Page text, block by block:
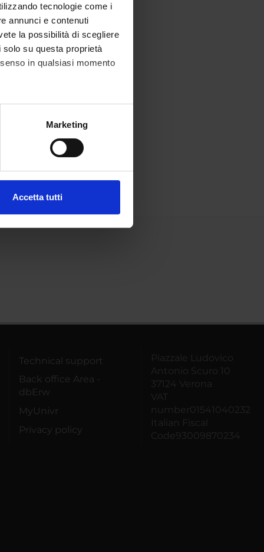
tecnologie come i
annunci e contenuti
la possibilità di scegliere
su questa proprietà
in qualsiasi momento
metro,Marketing
Accetta tutti
Technical support
Back office Area -
dbErw
MyUnivr
Privacy policy
Piazzale Ludovico
Antonio Scuro 10
37124 Verona
VAT
number01541040232
Italian Fiscal
Code93009870234